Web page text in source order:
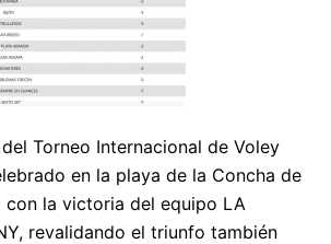
Torneo Internacional de Voley
en la playa de la Concha de
con la victoria del equipo LA
revalidando el triunfo también